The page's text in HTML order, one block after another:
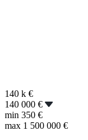
140 k €
140 000 €
min 350 €
max 1 500 000 €